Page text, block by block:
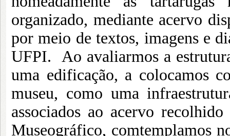
organizado, mediante acervo
por meio de textos, imagens e
UFPI. Ao avaliarmos a
uma edificação, a colocamos
museu, como uma
associados ao acervo
Museográfico, comtemplamos